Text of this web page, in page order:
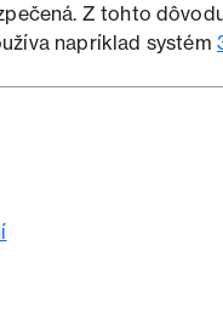
Z tohto
napríklad systém